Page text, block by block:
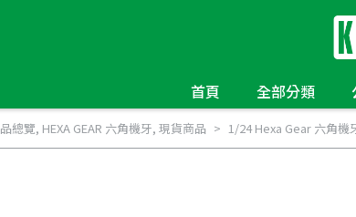
首頁 全部分類
總覽, HEXA GEAR 六角機牙, 現貨商品 1/24 Hexa Gear 六角機